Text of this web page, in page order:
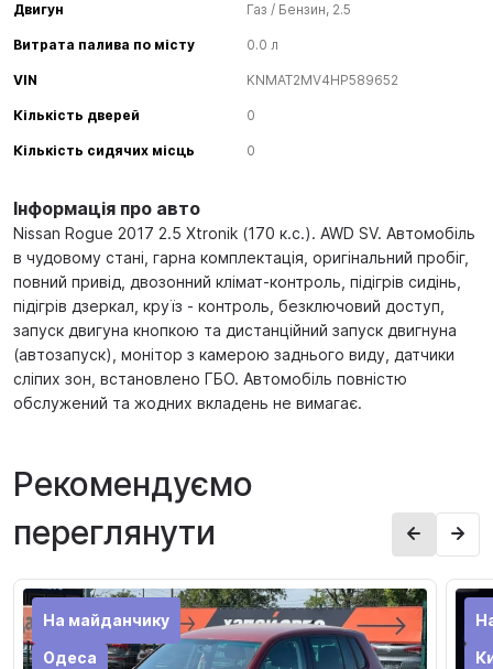
Інформація про авто
Nissan Rogue 2017 2.5 Xtronik (170 к.с.). AWD SV. Автомобіль
в чудовому стані, гарна комплектація, оригінальний пробіг,
повний привід, двозонний клімат-контроль, підігрів сидінь,
підігрів дзеркал, круїз - контроль, безключовий доступ,
запуск двигуна кнопкою та дистанційний запуск двигнуна
(автозапуск), монітор з камерою заднього виду, датчики
сліпих зон, встановлено ГБО. Автомобіль повністю
обслужений та жодних вкладень не вимагає.
Двигун Газ / Бензин, 2.5
Витрата палива по місту 0.0 л
VIN KNMAT2MV4HP589652
Кількість дверей 0
Кількість сидячих місць 0
Рекомендуємо
переглянути
На майданчику
Одеса